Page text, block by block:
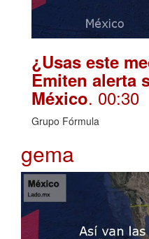
¿Usas este
Emiten alerta
México. 00:30
Grupo Fórmula
gema